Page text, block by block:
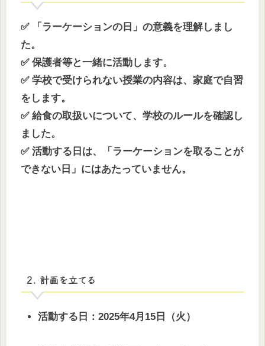
✅ 「ラーケーションの日」の意義を理解しまし
た。
✅ 保護者等と一緒に活動します。
✅ 学校で受けられない授業の内容は、家庭で自習
をします。
✅ 給食の取扱いについて、学校のルールを確認し
ました。
✅ 活動する日は、「ラーケーションを取ることが
できない日」にはあたっていません。
2. 計画を立てる
活動する日：2025年4月15日（火）